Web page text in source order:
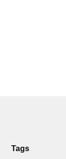
Tags